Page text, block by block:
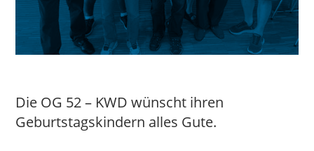
Die OG 52 – KWD wünscht ihren
Geburtstagskindern alles Gute.